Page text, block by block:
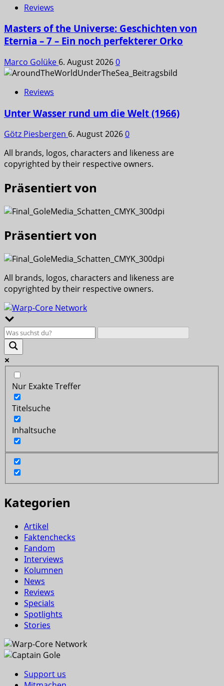
Reviews
Masters of the Universe: Geschichten von
Eternia – 7 – Ein noch perfekterer Orko
Marco Golüke 6. August 20260
Reviews
Unter Wasser rund um die Welt (1966)
Götz Piesbergen 6. August 20260
All brands, logos, characters and likeness are
copyrighted by their respective owners.
Präsentiert von
Präsentiert von
All brands, logos, characters and likeness are
copyrighted by their respective owners.
Nur Exakte Treffer
Titelsuche
Inhaltsuche
Kategorien
Artikel
Faktenchecks
Fandom
Interviews
Kolumnen
News
Reviews
Specials
Spotlights
Stories
Support us